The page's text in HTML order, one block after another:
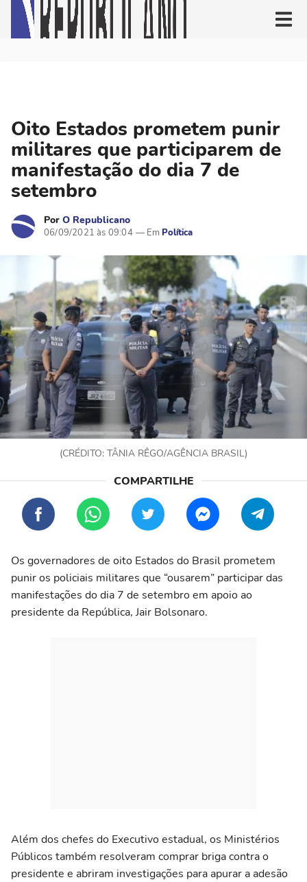
Oito Estados prometem punir
militares que participarem de
manifestação do dia 7 de
setembro
Por O Republicano
06/09/2021 às 09:04 Política
(CRÉDITO: TÂNIA RÊGO/AGÊNCIA BRASIL)
Os governadores de oito Estados do Brasil prometem
punir os policiais militares que “ousarem” participar das
manifestações do dia 7 de setembro em apoio ao
presidente da República, Jair Bolsonaro.
Além dos chefes do Executivo estadual, os Ministérios
Públicos também resolveram comprar briga contra o
presidente e abriram investigações para apurar a adesão